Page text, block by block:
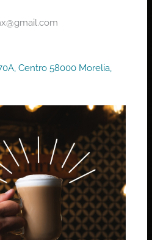
Centro 58000 Morelia,